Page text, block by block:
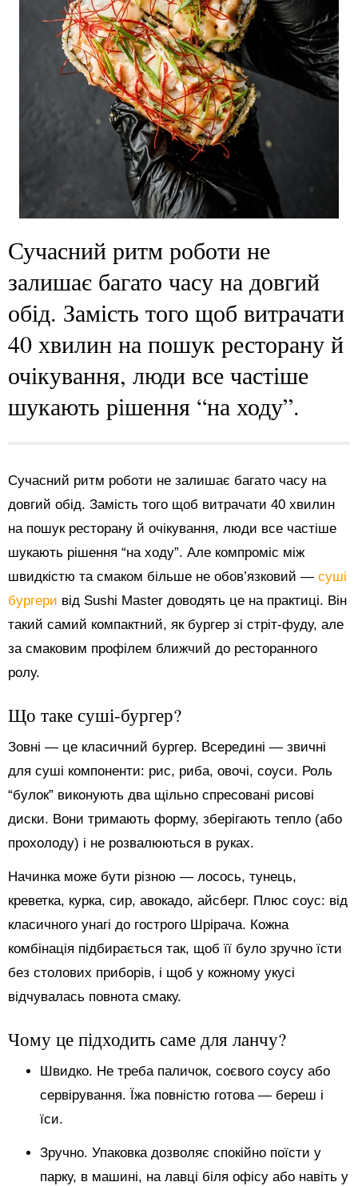
Сучасний ритм роботи не
залишає багато часу на довгий
обід. Замість того щоб витрачати
40 хвилин на пошук ресторану й
очікування, люди все частіше
шукають рішення “на ходу”.
Сучасний ритм роботи не залишає багато часу на
довгий обід. Замість того щоб витрачати 40 хвилин
на пошук ресторану й очікування, люди все частіше
шукають рішення “на ходу”. Але компроміс між
швидкістю та смаком більше не обов’язковий — суші
бургери від Sushi Master доводять це на практиці. Він
такий самий компактний, як бургер зі стріт-фуду, але
за смаковим профілем ближчий до ресторанного
ролу.
Що таке суші-бургер?
Зовні — це класичний бургер. Всередині — звичні
для суші компоненти: рис, риба, овочі, соуси. Роль
“булок” виконують два щільно спресовані рисові
диски. Вони тримають форму, зберігають тепло (або
прохолоду) і не розвалюються в руках.
Начинка може бути різною — лосось, тунець,
креветка, курка, сир, авокадо, айсберг. Плюс соус: від
класичного унагі до гострого Шрірача. Кожна
комбінація підбирається так, щоб її було зручно їсти
без столових приборів, і щоб у кожному укусі
відчувалась повнота смаку.
Чому це підходить саме для ланчу?
Швидко. Не треба паличок, соєвого соусу або
сервірування. Їжа повністю готова — береш і
їси.
Зручно. Упаковка дозволяє спокійно поїсти у
парку, в машині, на лавці біля офісу або навіть у